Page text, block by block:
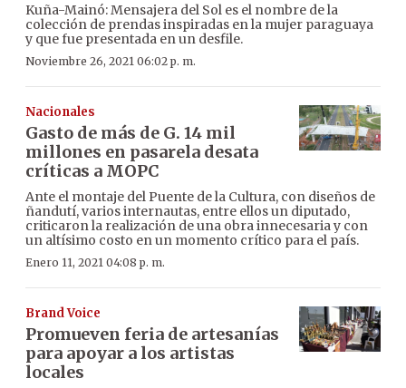
Kuña-Mainó: Mensajera del Sol es el nombre de la
colección de prendas inspiradas en la mujer paraguaya
y que fue presentada en un desfile.
Noviembre 26, 2021 06:02 p. m.
Nacionales
Gasto de más de G. 14 mil
millones en pasarela desata
críticas a MOPC
Ante el montaje del Puente de la Cultura, con diseños de
ñandutí, varios internautas, entre ellos un diputado,
criticaron la realización de una obra innecesaria y con
un altísimo costo en un momento crítico para el país.
Enero 11, 2021 04:08 p. m.
Brand Voice
Promueven feria de artesanías
para apoyar a los artistas
locales